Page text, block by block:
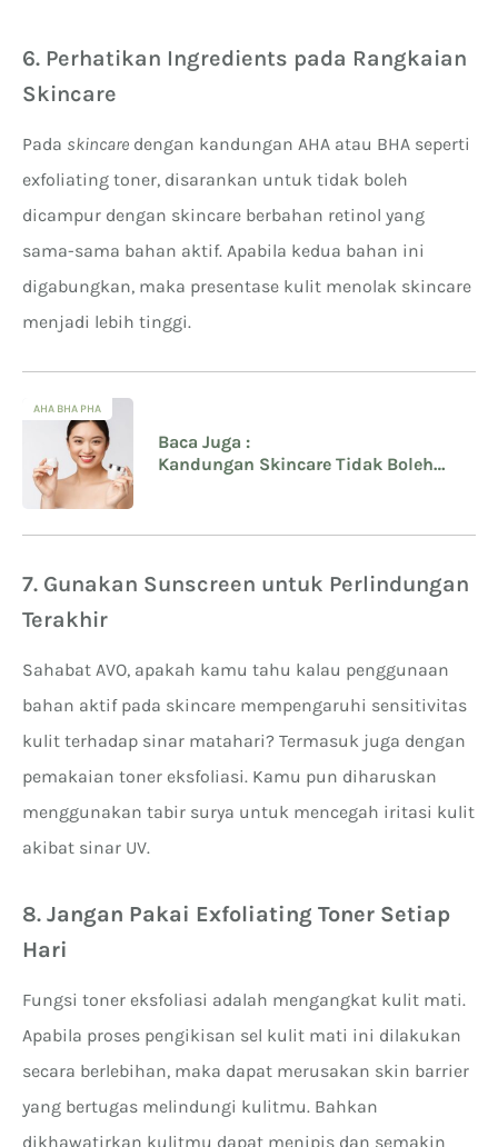
6. Perhatikan Ingredients pada Rangkaian
Skincare
Pada skincare dengan kandungan AHA atau BHA seperti
exfoliating toner, disarankan untuk tidak boleh
dicampur dengan skincare berbahan retinol yang
sama-sama bahan aktif. Apabila kedua bahan ini
digabungkan, maka presentase kulit menolak skincare
menjadi lebih tinggi.
AHA BHA PHA
Baca Juga :
Kandungan Skincare Tidak Boleh
7. Gunakan Sunscreen untuk Perlindungan
Terakhir
Sahabat AVO, apakah kamu tahu kalau penggunaan
bahan aktif pada skincare mempengaruhi sensitivitas
kulit terhadap sinar matahari? Termasuk juga dengan
pemakaian toner eksfoliasi. Kamu pun diharuskan
menggunakan tabir surya untuk mencegah iritasi kulit
akibat sinar UV.
8. Jangan Pakai Exfoliating Toner Setiap
Hari
Fungsi toner eksfoliasi adalah mengangkat kulit mati.
Apabila proses pengikisan sel kulit mati ini dilakukan
secara berlebihan, maka dapat merusakan skin barrier
yang bertugas melindungi kulitmu. Bahkan
dikhawatirkan kulitmu dapat menipis dan semakin